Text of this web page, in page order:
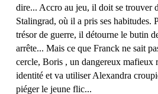
dire... Accro au jeu, il doit se trouver
Stalingrad, où il a pris ses habitudes.
trésor de guerre, il détourne le butin
arrête... Mais ce que Franck ne sait
cercle, Boris , un dangereux mafieux
identité et va utiliser Alexandra
piéger le jeune flic...